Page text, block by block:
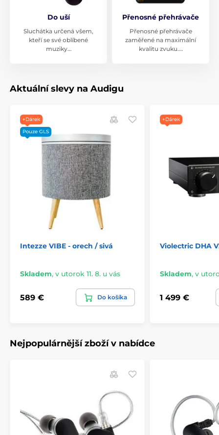
Do uší
Sluchátka určená všem,
kteří se své oblíbené
muziky…
Přenosné přehrávače
Přenosné přehrávače
zaměřené na maximální
kvalitu zvuku.…
Aktuální slevy na Audigu
+Dárek
Pouze GLS
Intezze VIBE - orech / sivá
Skladem, v utorok 11. 8. u vás
589 € Do košíka
+Dárek
Violectric DHA
Skladem, v
1 499 €
Nejpopulárnější zboží v nabídce